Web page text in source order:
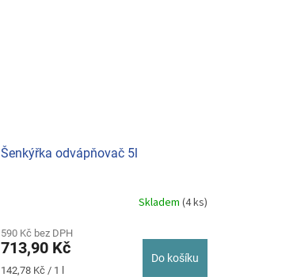
Šenkýřka odvápňovač 5l
Skladem (4 ks)
590 Kč bez DPH
713,90 Kč
Měrná
142,78 Kč / 1 l
Do košíku